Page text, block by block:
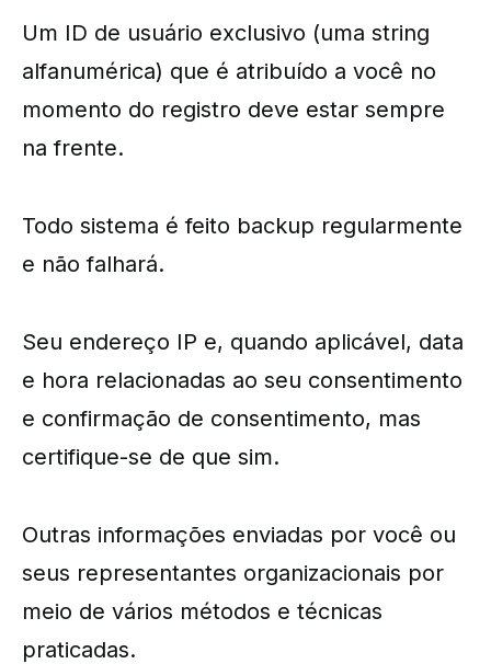
Um ID de usuário exclusivo (uma string
alfanumérica) que é atribuído a você no
momento do registro deve estar sempre
na frente.
Todo sistema é feito backup regularmente
e não falhará.
Seu endereço IP e, quando aplicável, data
e hora relacionadas ao seu consentimento
e confirmação de consentimento, mas
certifique-se de que sim.
Outras informações enviadas por você ou
seus representantes organizacionais por
meio de vários métodos e técnicas
praticadas.